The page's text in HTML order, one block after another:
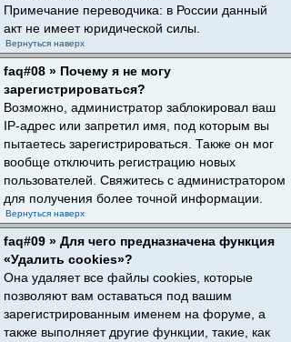
Примечание переводчика: в России данный
акт не имеет юридической силы.
Вернуться наверх
faq#08 » Почему я не могу
зарегистрироваться?
Возможно, администратор заблокировал ваш
IP-адрес или запретил имя, под которым вы
пытаетесь зарегистрироваться. Также он мог
вообще отключить регистрацию новых
пользователей. Свяжитесь с администратором
для получения более точной информации.
Вернуться наверх
faq#09 » Для чего предназначена функция
«Удалить cookies»?
Она удаляет все файлы cookies, которые
позволяют вам оставаться под вашим
зарегистрированным именем на форуме, а
также выполняет другие функции, такие, как